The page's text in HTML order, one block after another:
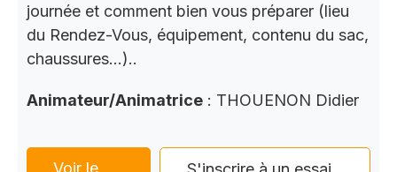
journée et comment bien vous préparer (lieu
du Rendez-Vous, équipement, contenu du sac,
chaussures…)..
Animateur/Animatrice : THOUENON Didier
Voir le